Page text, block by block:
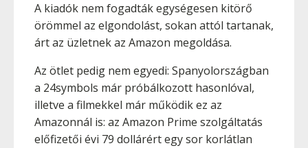
A kiadók nem fogadták egységesen kitörő
örömmel az elgondolást, sokan attól tartanak,
árt az üzletnek az Amazon megoldása.
Az ötlet pedig nem egyedi: Spanyolországban
a 24symbols már próbálkozott hasonlóval,
illetve a filmekkel már működik ez az
Amazonnál is: az Amazon Prime szolgáltatás
előfizetői évi 79 dollárért egy sor korlátlan